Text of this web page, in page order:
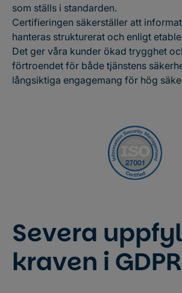
som ställs i standarden.
Certifieringen säkerställer att
hanteras strukturerat och enligt
Det ger våra kunder ökad trygghet
förtroendet för både tjänstens
långsiktiga engagemang för hög
Severa
kraven i GDPR